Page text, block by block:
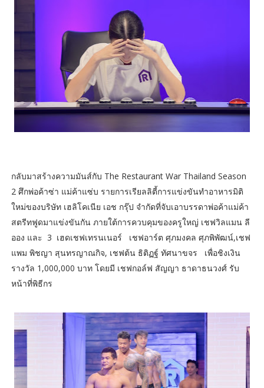
กลับมาสร้างความมันส์กับ The Restaurant War Thailand Season
2 ศึกพ่อค้าซ่า แม่ค้าแซ่บ รายการเรียลลิตี้การแข่งขันทำอาหารมิติ
ใหม่ของบริษัท เฮลิโคเนีย เอช กรุ๊ป จำกัดที่จับเอาบรรดาพ่อค้าแม่ค้า
สตรีทฟูดมาแข่งขันกัน ภายใต้การควบคุมของครูใหญ่ เชฟวิลแมน ลี
ออง และ 3 เฮดเชฟเทรนเนอร์ เชฟอาร์ต ศุภมงคล ศุภพิพัฒน์,เชฟ
แพม พิชญา สุนทรญาณกิจ, เชฟต้น ธิติฏฐ์ ทัศนาขจร เพื่อชิงเงิน
รางวัล 1,000,000 บาท โดยมี เชฟกอล์ฟ สัญญา ธาดาธนวงศ์ รับ
หน้าที่พิธีกร